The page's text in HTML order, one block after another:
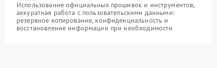
Использование официальных прошивок и инструментов,
аккуратная работа с пользовательскими данными:
резервное копирование, конфиденциальность и
восстановление информации при необходимости